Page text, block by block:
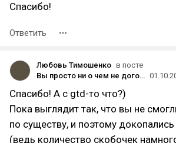
Спасибо!
Ответить
Любовь Тимошенко в посте
Вы просто ни о чем не договорились: как на ранней стадии понять, что планы не сбудутся
Спасибо! А с gtd-то что?)
Пока выглядит так, что вы не
по существу, и поэтому
(ведь количество скобочек